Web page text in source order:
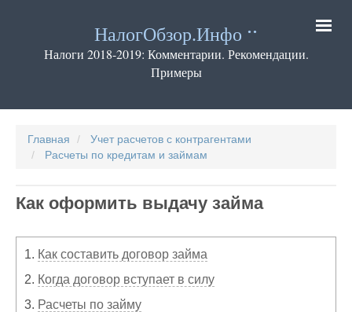
содержанию
НалогОбзор.Инфо
Налоги 2018-2019: Комментарии. Рекомендации.
Примеры
Главная
Учет расчетов с контрагентами
Расчеты по кредитам и займам
Как оформить выдачу займа
1. Как составить договор займа
2. Когда договор вступает в силу
3. Расчеты по займу